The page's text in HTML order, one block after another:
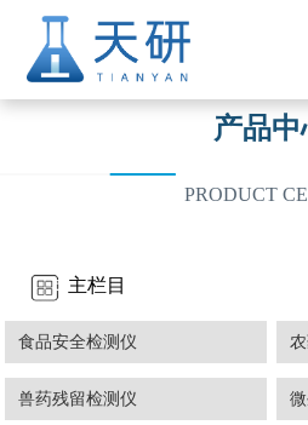
产品中
PRODUCT
主栏目
食品安全检测仪
兽药残留检测仪